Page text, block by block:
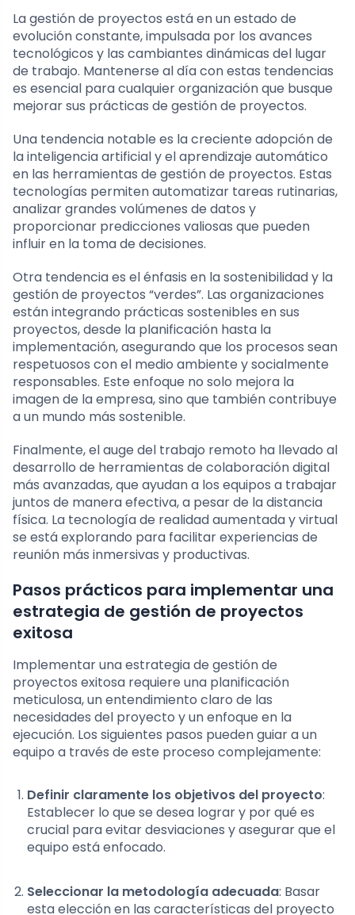
La gestión de proyectos está en un estado de
evolución constante, impulsada por los avances
tecnológicos y las cambiantes dinámicas del lugar
de trabajo. Mantenerse al día con estas tendencias
es esencial para cualquier organización que busque
mejorar sus prácticas de gestión de proyectos.
Una tendencia notable es la creciente adopción de
la inteligencia artificial y el aprendizaje automático
en las herramientas de gestión de proyectos. Estas
tecnologías permiten automatizar tareas rutinarias,
analizar grandes volúmenes de datos y
proporcionar predicciones valiosas que pueden
influir en la toma de decisiones.
Otra tendencia es el énfasis en la sostenibilidad y la
gestión de proyectos “verdes”. Las organizaciones
están integrando prácticas sostenibles en sus
proyectos, desde la planificación hasta la
implementación, asegurando que los procesos sean
respetuosos con el medio ambiente y socialmente
responsables. Este enfoque no solo mejora la
imagen de la empresa, sino que también contribuye
a un mundo más sostenible.
Finalmente, el auge del trabajo remoto ha llevado al
desarrollo de herramientas de colaboración digital
más avanzadas, que ayudan a los equipos a trabajar
juntos de manera efectiva, a pesar de la distancia
física. La tecnología de realidad aumentada y virtual
se está explorando para facilitar experiencias de
reunión más inmersivas y productivas.
Pasos prácticos para implementar una
estrategia de gestión de proyectos
exitosa
Implementar una estrategia de gestión de
proyectos exitosa requiere una planificación
meticulosa, un entendimiento claro de las
necesidades del proyecto y un enfoque en la
ejecución. Los siguientes pasos pueden guiar a un
equipo a través de este proceso complejamente:
Definir claramente los objetivos del proyecto:
Establecer lo que se desea lograr y por qué es
crucial para evitar desviaciones y asegurar que el
equipo está enfocado.
Seleccionar la metodología adecuada: Basar
esta elección en las características del proyecto